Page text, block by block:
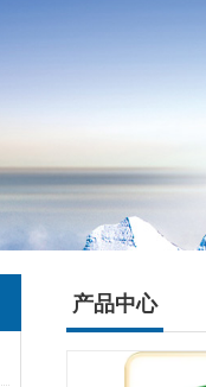
产品中心